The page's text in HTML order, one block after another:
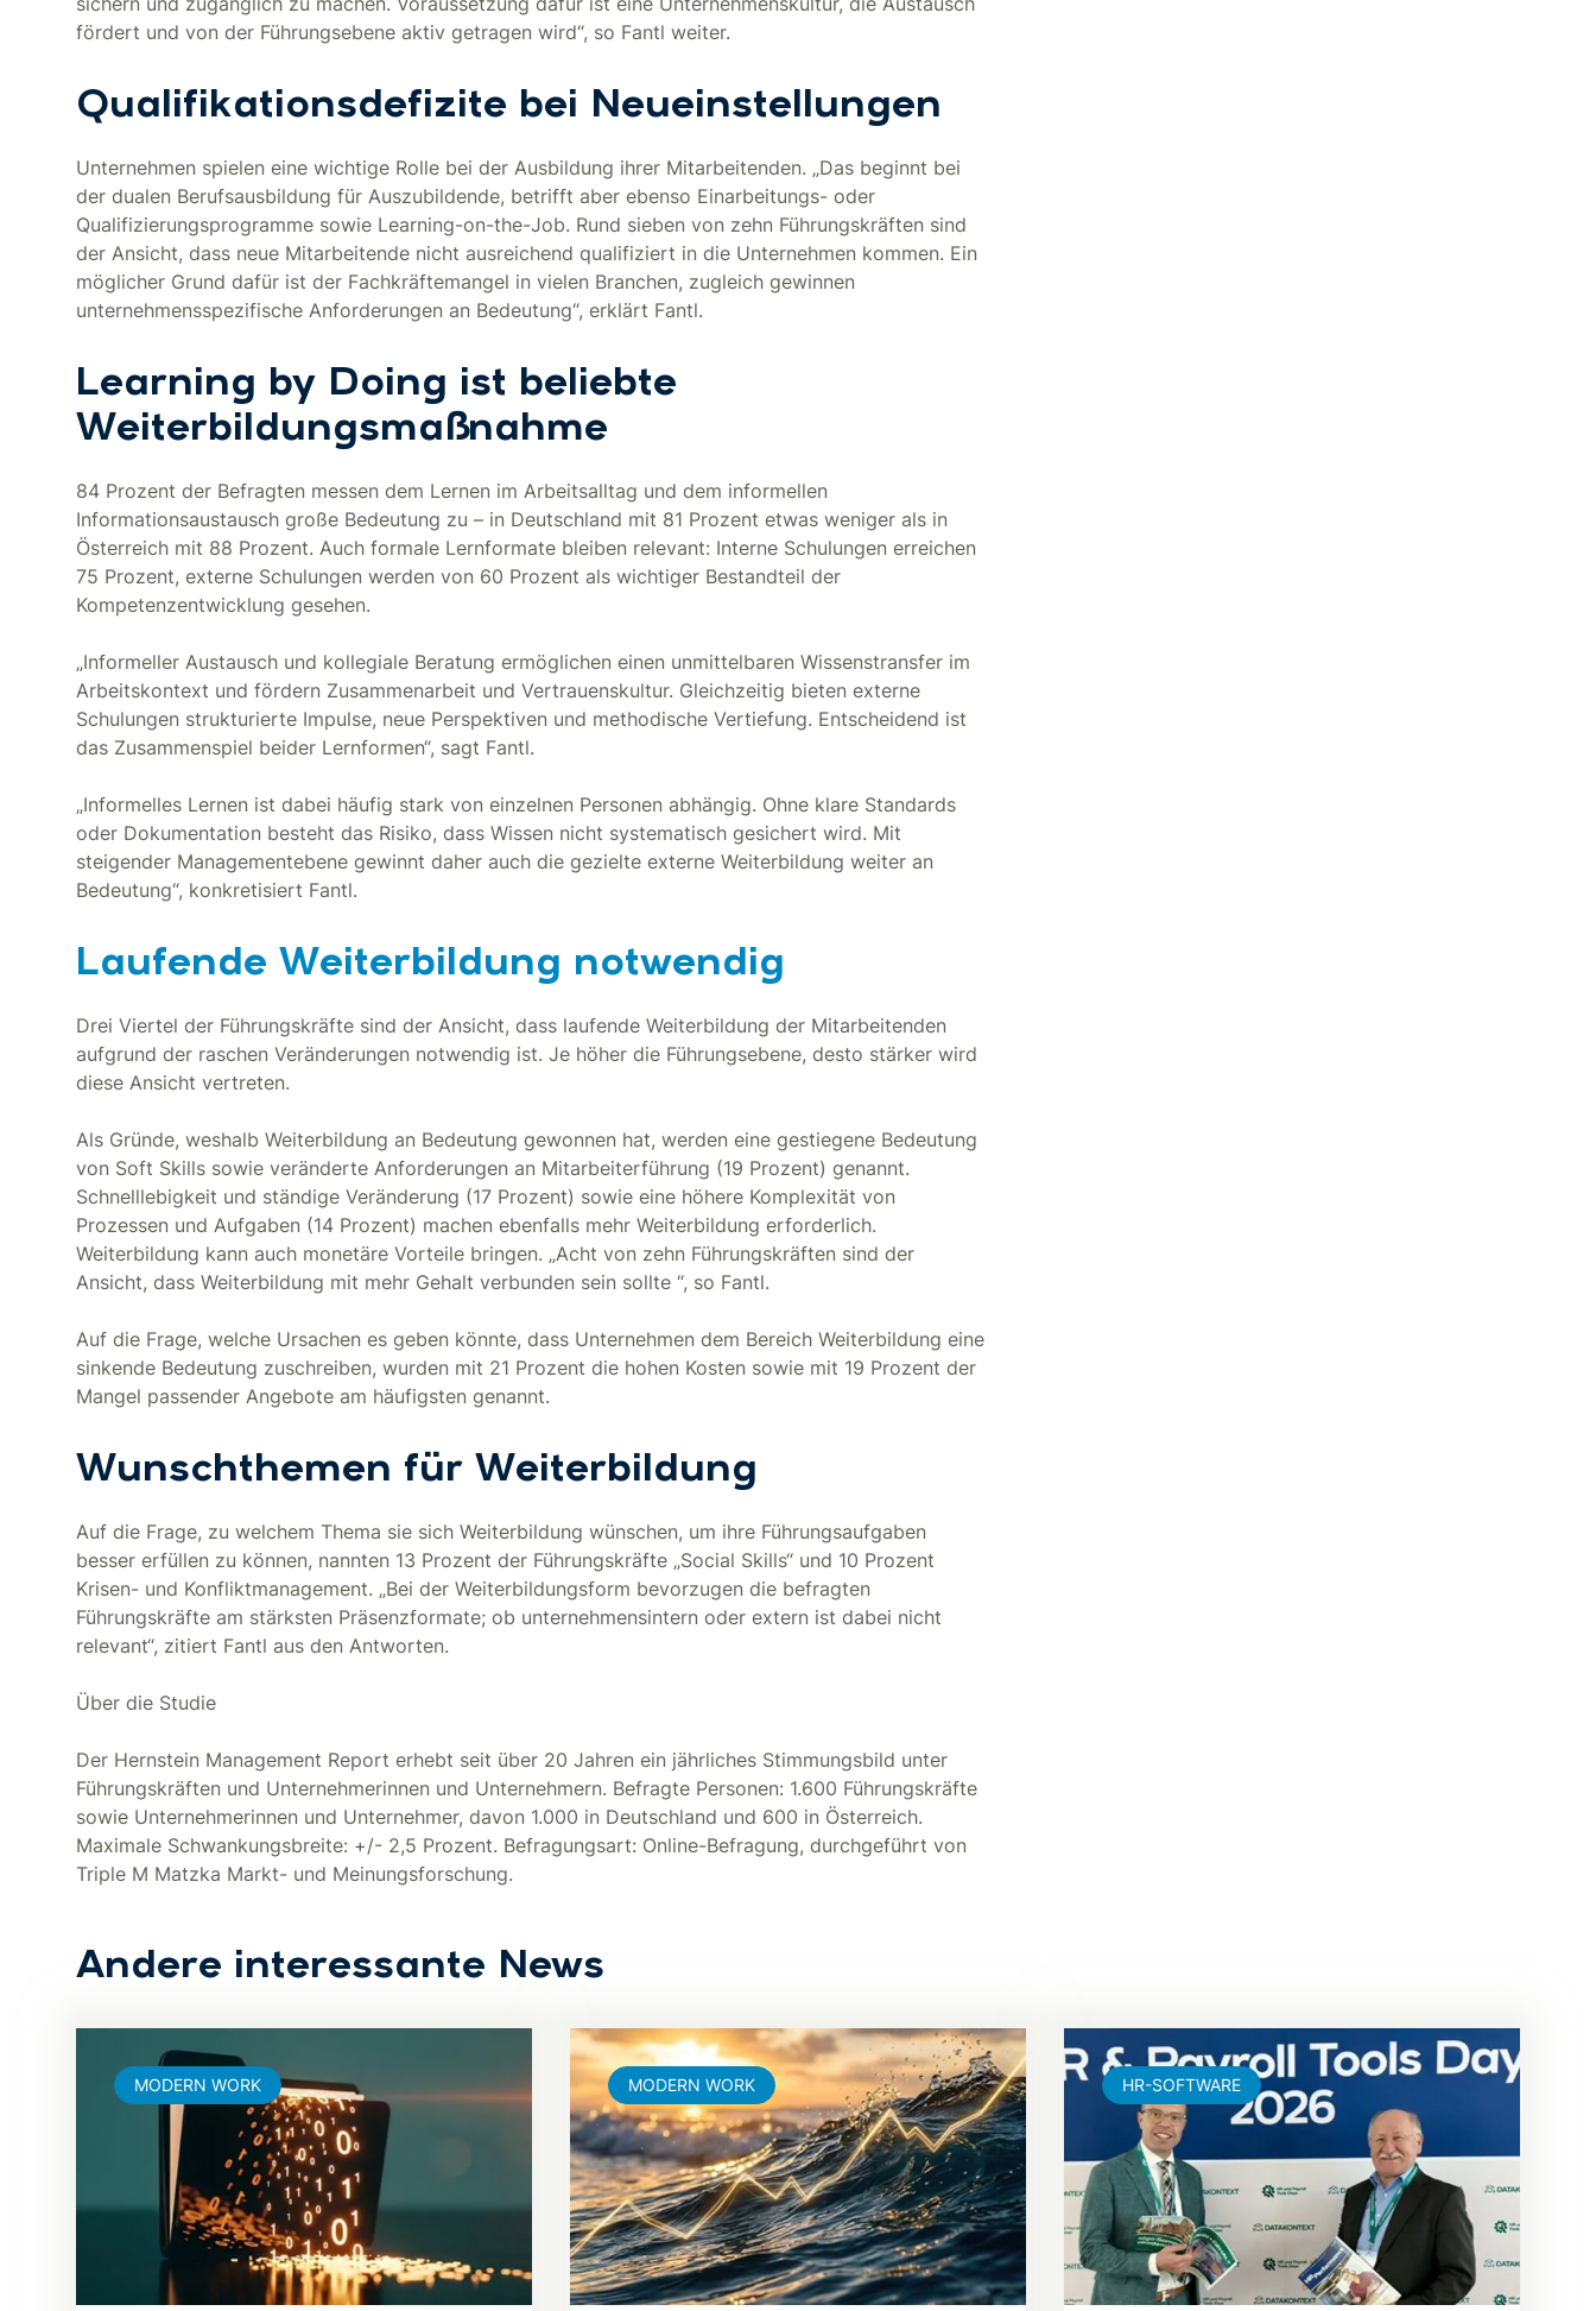
fördert und von der Führungsebene aktiv getragen wird“, so Fantl weiter.
Qualifikationsdefizite bei Neueinstellungen
Unternehmen spielen eine wichtige Rolle bei der Ausbildung ihrer Mitarbeitenden. „Das beginnt bei
der dualen Berufsausbildung für Auszubildende, betrifft aber ebenso Einarbeitungs- oder
Qualifizierungsprogramme sowie Learning-on-the-Job. Rund sieben von zehn Führungskräften sind
der Ansicht, dass neue Mitarbeitende nicht ausreichend qualifiziert in die Unternehmen kommen. Ein
möglicher Grund dafür ist der Fachkräftemangel in vielen Branchen, zugleich gewinnen
unternehmensspezifische Anforderungen an Bedeutung“, erklärt Fantl.
Learning by Doing ist beliebte
Weiterbildungsmaßnahme
84 Prozent der Befragten messen dem Lernen im Arbeitsalltag und dem informellen
Informationsaustausch große Bedeutung zu – in Deutschland mit 81 Prozent etwas weniger als in
Österreich mit 88 Prozent. Auch formale Lernformate bleiben relevant: Interne Schulungen erreichen
75 Prozent, externe Schulungen werden von 60 Prozent als wichtiger Bestandteil der
Kompetenzentwicklung gesehen.
„Informeller Austausch und kollegiale Beratung ermöglichen einen unmittelbaren Wissenstransfer im
Arbeitskontext und fördern Zusammenarbeit und Vertrauenskultur. Gleichzeitig bieten externe
Schulungen strukturierte Impulse, neue Perspektiven und methodische Vertiefung. Entscheidend ist
das Zusammenspiel beider Lernformen“, sagt Fantl.
„Informelles Lernen ist dabei häufig stark von einzelnen Personen abhängig. Ohne klare Standards
oder Dokumentation besteht das Risiko, dass Wissen nicht systematisch gesichert wird. Mit
steigender Managementebene gewinnt daher auch die gezielte externe Weiterbildung weiter an
Bedeutung“, konkretisiert Fantl.
Laufende Weiterbildung notwendig
Drei Viertel der Führungskräfte sind der Ansicht, dass laufende Weiterbildung der Mitarbeitenden
aufgrund der raschen Veränderungen notwendig ist. Je höher die Führungsebene, desto stärker wird
diese Ansicht vertreten.
Als Gründe, weshalb Weiterbildung an Bedeutung gewonnen hat, werden eine gestiegene Bedeutung
von Soft Skills sowie veränderte Anforderungen an Mitarbeiterführung (19 Prozent) genannt.
Schnelllebigkeit und ständige Veränderung (17 Prozent) sowie eine höhere Komplexität von
Prozessen und Aufgaben (14 Prozent) machen ebenfalls mehr Weiterbildung erforderlich.
Weiterbildung kann auch monetäre Vorteile bringen. „Acht von zehn Führungskräften sind der
Ansicht, dass Weiterbildung mit mehr Gehalt verbunden sein sollte “, so Fantl.
Auf die Frage, welche Ursachen es geben könnte, dass Unternehmen dem Bereich Weiterbildung eine
sinkende Bedeutung zuschreiben, wurden mit 21 Prozent die hohen Kosten sowie mit 19 Prozent der
Mangel passender Angebote am häufigsten genannt.
Wunschthemen für Weiterbildung
Auf die Frage, zu welchem Thema sie sich Weiterbildung wünschen, um ihre Führungsaufgaben
besser erfüllen zu können, nannten 13 Prozent der Führungskräfte „Social Skills“ und 10 Prozent
Krisen- und Konfliktmanagement. „Bei der Weiterbildungsform bevorzugen die befragten
Führungskräfte am stärksten Präsenzformate; ob unternehmensintern oder extern ist dabei nicht
relevant“, zitiert Fantl aus den Antworten.
Über die Studie
Der Hernstein Management Report erhebt seit über 20 Jahren ein jährliches Stimmungsbild unter
Führungskräften und Unternehmerinnen und Unternehmern. Befragte Personen: 1.600 Führungskräfte
sowie Unternehmerinnen und Unternehmer, davon 1.000 in Deutschland und 600 in Österreich.
Maximale Schwankungsbreite: +/- 2,5 Prozent. Befragungsart: Online-Befragung, durchgeführt von
Triple M Matzka Markt- und Meinungsforschung.
Andere interessante News
MODERN WORK MODERN WORK HR-SOFTWARE